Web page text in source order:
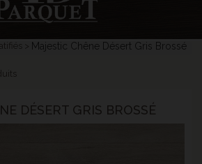
Majestic Chêne Désert Gris Brossé
DÉSERT GRIS BROSSÉ